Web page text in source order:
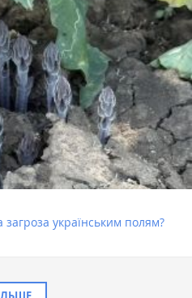
загроза українським полям?